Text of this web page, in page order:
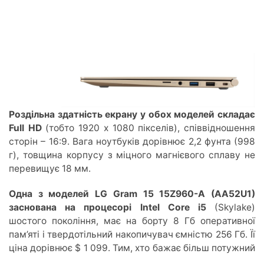
Роздільна здатність екрану у обох моделей складає
Full HD(тобто 1920 х 1080 пікселів), співвідношення
сторін – 16:9. Вага ноутбуків дорівнює 2,2 фунта (998
г), товщина корпусу з міцного магнієвого сплаву не
перевищує 18 мм.
Одна з моделей LG Gram 15 15Z960-A (AA52U1)
заснована на процесорі Intel Core i5(Skylake)
шостого покоління, має на борту 8 Гб оперативної
пам’яті і твердотільний накопичувач ємністю 256 Гб. Її
ціна дорівнює $ 1 099. Тим, хто бажає більш потужний